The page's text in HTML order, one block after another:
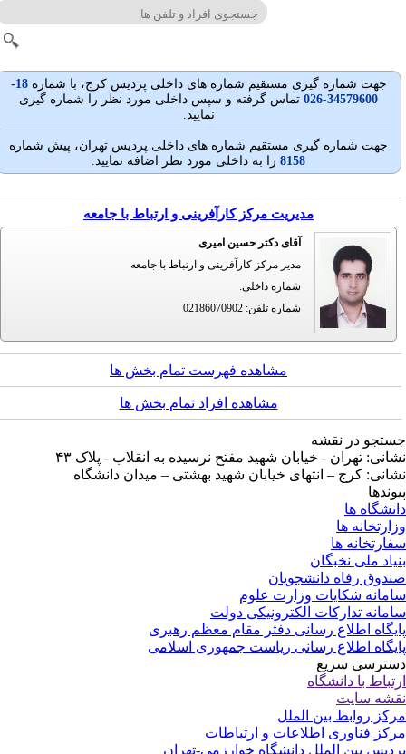
جهت شماره گيری مستقيم شماره های داخلی پردیس کرج، با شماره
18-
34579600-026
تماس گرفته و سپس داخلی مورد نظر را شماره گیری
نمایید.
جهت شماره گيری مستقيم شماره های داخلی پردیس تهران، پيش شماره
8158 را به داخلی مورد نظر اضافه نمایید.
مدیریت مرکز کارآفرینی و ارتباط با جامعه
آقای دکتر حسین امیری
مدیر مرکز کارآفرینی و ارتباط با جامعه
شماره داخلی:
شماره تلفن:
02186070902
مشاهده فهرست تمام بخش ها
مشاهده افراد تمام بخش ها
در نقشه
تهران - خیابان شهید مفتح نرسیده به انقلاب - پلاک ۴۳
کرج – انتهای خیابان شهید بهشتی – میدان دانشگاه
ها
ها
ها
ملی نخبگان
رفاه دانشجویان
شکایات وزارت علوم
تدارکات الکترونیکی دولت
اطلاع رسانی دفتر مقام معظم رهبری
اطلاع رسانی ریاست جمهوری اسلامی
سریع
با دانشگاه
سایت
روابط بین الملل
فناوری اطلاعات و ارتباطات
بین الملل دانشگاه خوارزمی-تهران